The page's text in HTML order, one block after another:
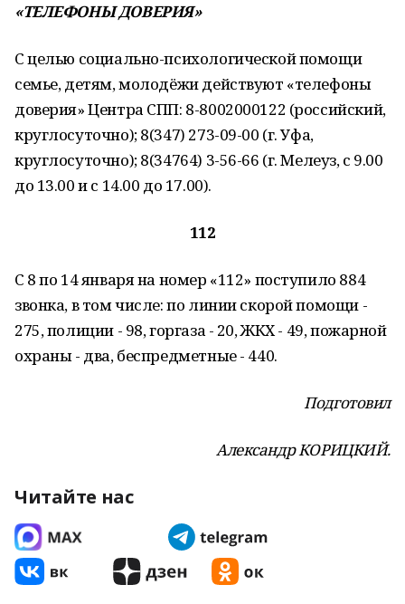
«ТЕЛЕФОНЫ ДОВЕРИЯ»
С целью социально-психологической помощи
семье, детям, молодёжи действуют «телефоны
доверия» Центра СПП: 8-8002000122 (российский,
круглосуточно); 8(347) 273-09-00 (г. Уфа,
круглосуточно); 8(34764) 3-56-66 (г. Мелеуз, с 9.00
до 13.00 и с 14.00 до 17.00).
112
С 8 по 14 января на номер «112» поступило 884
звонка, в том числе: по линии скорой помощи -
275, полиции - 98, горгаза - 20, ЖКХ - 49, пожарной
охраны - два, беспредметные - 440.
Подготовил
Александр КОРИЦКИЙ.
Читайте нас